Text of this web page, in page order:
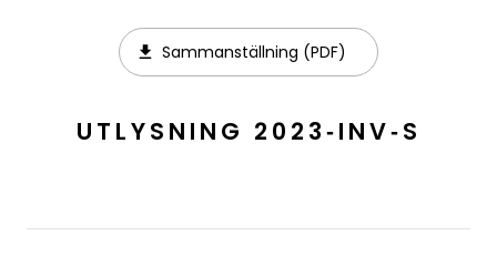
Sammanställning (PDF)
UTLYSNING 2023‐INV‐S